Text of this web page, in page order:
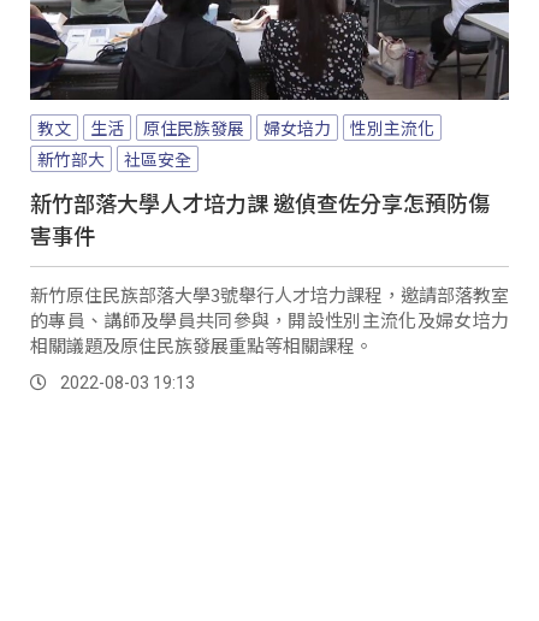
教文 生活 原住民族發展 婦女培力
性別主流化
新竹部大
社區安全
新竹部落大學人才培力課 邀偵查佐分享怎預防傷
害事件
新竹原住民族部落大學3號舉行人才培力課程，邀請部落教室
的專員、講師及學員共同參與，開設性別主流化及婦女培力
相關議題及原住民族發展重點等相關課程。
2022-08-03 19:13